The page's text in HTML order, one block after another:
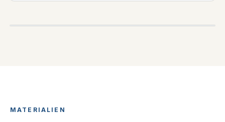
MATERIALIEN